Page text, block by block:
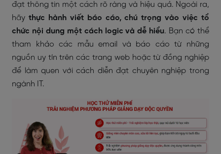
đạt thông tin một cách rõ ràng và hiệu quả. Ngoài ra,
hãy thực hành viết báo cáo, chú trọng vào việc tổ
chức nội dung một cách logic và dễ hiểu. Bạn có thể
tham khảo các mẫu email và báo cáo từ những
nguồn uy tín trên các trang web hoặc từ đồng nghiệp
để làm quen với cách diễn đạt chuyên nghiệp trong
ngành IT.